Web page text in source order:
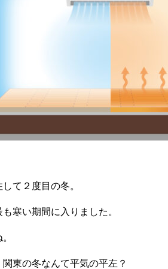
て２度目の冬。
寒い期間に入りました。
東の冬なんて平気の平左？